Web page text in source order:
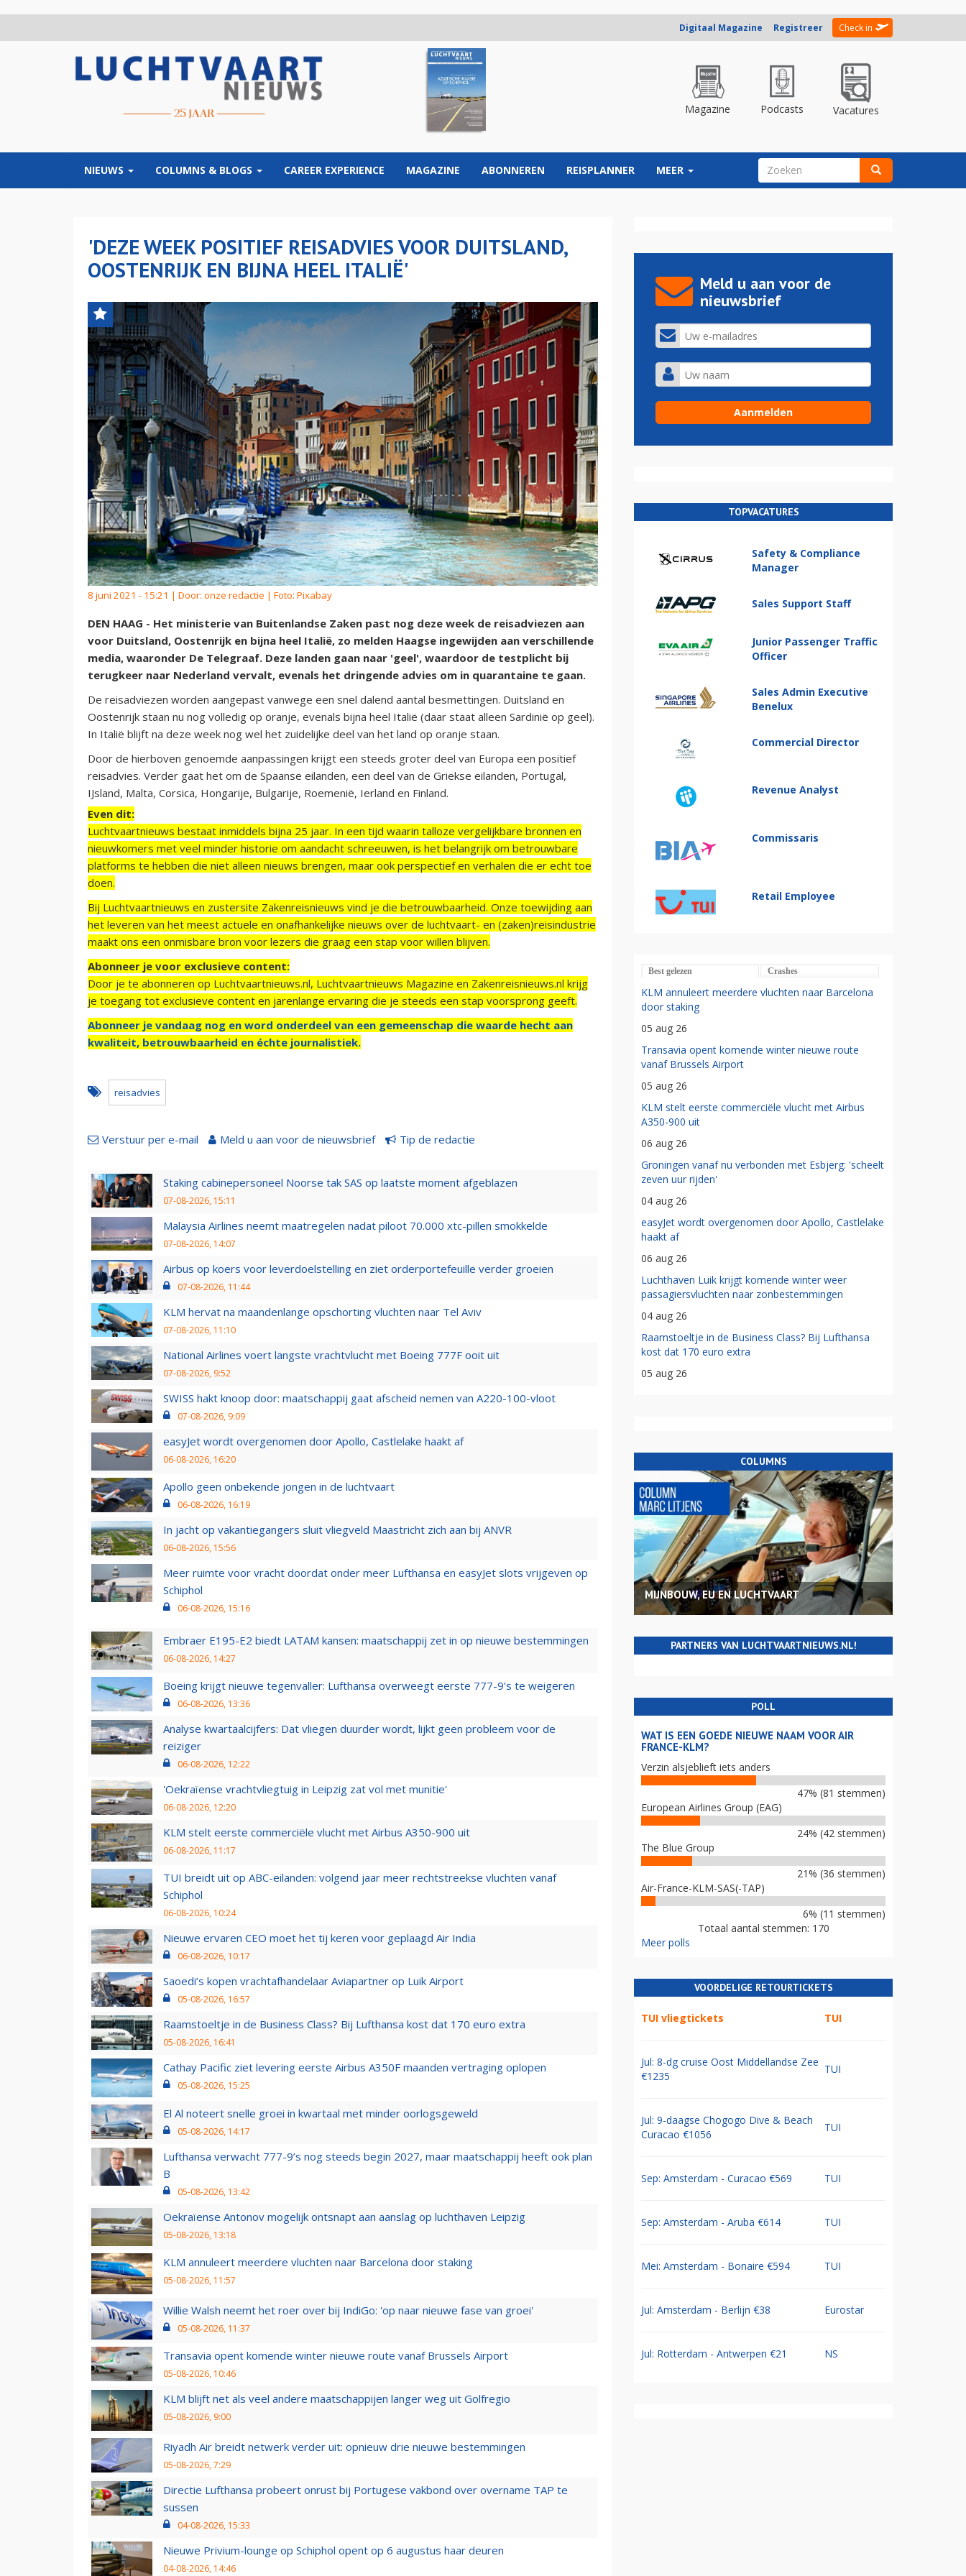
Digitaal Magazine Registreer Check in
Magazine Podcasts Vacatures
NIEUWS COLUMNS & BLOGS CAREER EXPERIENCE MAGAZINE ABONNEREN REISPLANNER MEER ZOEKVELD
'DEZE WEEK POSITIEF REISADVIES VOOR DUITSLAND,
OOSTENRIJK EN BIJNA HEEL ITALIË'
8 juni 2021 - 15:21 | Door: onze redactie | Foto: Pixabay
DEN HAAG - Het ministerie van Buitenlandse Zaken past nog deze week de reisadviezen aan
voor Duitsland, Oostenrijk en bijna heel Italië, zo melden Haagse ingewijden aan verschillende
media, waaronder De Telegraaf. Deze landen gaan naar 'geel', waardoor de testplicht bij
terugkeer naar Nederland vervalt, evenals het dringende advies om in quarantaine te gaan.
De reisadviezen worden aangepast vanwege een snel dalend aantal besmettingen. Duitsland en
Oostenrijk staan nu nog volledig op oranje, evenals bijna heel Italië (daar staat alleen Sardinië op geel).
In Italië blijft na deze week nog wel het zuidelijke deel van het land op oranje staan.
Door de hierboven genoemde aanpassingen krijgt een steeds groter deel van Europa een positief
reisadvies. Verder gaat het om de Spaanse eilanden, een deel van de Griekse eilanden, Portugal,
IJsland, Malta, Corsica, Hongarije, Bulgarije, Roemenië, Ierland en Finland.
Even dit:
Luchtvaartnieuws bestaat inmiddels bijna 25 jaar. In een tijd waarin talloze vergelijkbare bronnen en
nieuwkomers met veel minder historie om aandacht schreeuwen, is het belangrijk om betrouwbare
platforms te hebben die niet alleen nieuws brengen, maar ook perspectief en verhalen die er echt toe
doen.
Bij Luchtvaartnieuws en zustersite Zakenreisnieuws vind je die betrouwbaarheid. Onze toewijding aan
het leveren van het meest actuele en onafhankelijke nieuws over de luchtvaart- en (zaken)reisindustrie
maakt ons een onmisbare bron voor lezers die graag een stap voor willen blijven.
Abonneer je voor exclusieve content:
Door je te abonneren op Luchtvaartnieuws.nl, Luchtvaartnieuws Magazine en Zakenreisnieuws.nl krijg
je toegang tot exclusieve content en jarenlange ervaring die je steeds een stap voorsprong geeft.
Abonneer je vandaag nog en word onderdeel van een gemeenschap die waarde hecht aan
kwaliteit, betrouwbaarheid en échte journalistiek.
reisadvies
Verstuur per e-mail Meld u aan voor de nieuwsbrief Tip de redactie
Staking cabinepersoneel Noorse tak SAS op laatste moment afgeblazen
07-08-2026, 15:11
Malaysia Airlines neemt maatregelen nadat piloot 70.000 xtc-pillen smokkelde
07-08-2026, 14:07
Airbus op koers voor leverdoelstelling en ziet orderportefeuille verder groeien
07-08-2026, 11:44
KLM hervat na maandenlange opschorting vluchten naar Tel Aviv
07-08-2026, 11:10
National Airlines voert langste vrachtvlucht met Boeing 777F ooit uit
07-08-2026, 9:52
SWISS hakt knoop door: maatschappij gaat afscheid nemen van A220-100-vloot
07-08-2026, 9:09
easyJet wordt overgenomen door Apollo, Castlelake haakt af
06-08-2026, 16:20
Apollo geen onbekende jongen in de luchtvaart
06-08-2026, 16:19
In jacht op vakantiegangers sluit vliegveld Maastricht zich aan bij ANVR
06-08-2026, 15:56
Meer ruimte voor vracht doordat onder meer Lufthansa en easyJet slots vrijgeven op
Schiphol
06-08-2026, 15:16
Embraer E195-E2 biedt LATAM kansen: maatschappij zet in op nieuwe bestemmingen
06-08-2026, 14:27
Boeing krijgt nieuwe tegenvaller: Lufthansa overweegt eerste 777-9’s te weigeren
06-08-2026, 13:36
Analyse kwartaalcijfers: Dat vliegen duurder wordt, lijkt geen probleem voor de
reiziger
06-08-2026, 12:22
'Oekraïense vrachtvliegtuig in Leipzig zat vol met munitie'
06-08-2026, 12:20
KLM stelt eerste commerciële vlucht met Airbus A350-900 uit
06-08-2026, 11:17
TUI breidt uit op ABC-eilanden: volgend jaar meer rechtstreekse vluchten vanaf
Schiphol
06-08-2026, 10:24
Nieuwe ervaren CEO moet het tij keren voor geplaagd Air India
06-08-2026, 10:17
Saoedi’s kopen vrachtafhandelaar Aviapartner op Luik Airport
05-08-2026, 16:57
Raamstoeltje in de Business Class? Bij Lufthansa kost dat 170 euro extra
05-08-2026, 16:41
Cathay Pacific ziet levering eerste Airbus A350F maanden vertraging oplopen
05-08-2026, 15:25
El Al noteert snelle groei in kwartaal met minder oorlogsgeweld
05-08-2026, 14:17
Lufthansa verwacht 777-9’s nog steeds begin 2027, maar maatschappij heeft ook plan
B
05-08-2026, 13:42
Oekraïense Antonov mogelijk ontsnapt aan aanslag op luchthaven Leipzig
05-08-2026, 13:18
KLM annuleert meerdere vluchten naar Barcelona door staking
05-08-2026, 11:57
Willie Walsh neemt het roer over bij IndiGo: 'op naar nieuwe fase van groei'
05-08-2026, 11:37
Transavia opent komende winter nieuwe route vanaf Brussels Airport
05-08-2026, 10:46
KLM blijft net als veel andere maatschappijen langer weg uit Golfregio
05-08-2026, 9:00
Riyadh Air breidt netwerk verder uit: opnieuw drie nieuwe bestemmingen
05-08-2026, 7:29
Directie Lufthansa probeert onrust bij Portugese vakbond over overname TAP te
sussen
04-08-2026, 15:33
Nieuwe Privium-lounge op Schiphol opent op 6 augustus haar deuren
04-08-2026, 14:46
Meld u aan voor de
nieuwsbrief
TOPVACATURES
Safety & Compliance
Manager
Sales Support Staff
Junior Passenger Traffic
Officer
Sales Admin Executive
Benelux
Commercial Director
Revenue Analyst
Commissaris
Retail Employee
Best gelezen Crashes
KLM annuleert meerdere vluchten naar Barcelona
door staking
05 aug 26
Transavia opent komende winter nieuwe route
vanaf Brussels Airport
05 aug 26
KLM stelt eerste commerciële vlucht met Airbus
A350-900 uit
06 aug 26
Groningen vanaf nu verbonden met Esbjerg: 'scheelt
zeven uur rijden'
04 aug 26
easyJet wordt overgenomen door Apollo, Castlelake
haakt af
06 aug 26
Luchthaven Luik krijgt komende winter weer
passagiersvluchten naar zonbestemmingen
04 aug 26
Raamstoeltje in de Business Class? Bij Lufthansa
kost dat 170 euro extra
05 aug 26
COLUMNS
MIJNBOUW, EU EN LUCHTVAART
PARTNERS VAN LUCHTVAARTNIEUWS.NL!
POLL
WAT IS EEN GOEDE NIEUWE NAAM VOOR AIR
FRANCE-KLM?
Verzin alsjeblieft iets anders
47% (81 stemmen)
European Airlines Group (EAG)
24% (42 stemmen)
The Blue Group
21% (36 stemmen)
Air-France-KLM-SAS(-TAP)
6% (11 stemmen)
Totaal aantal stemmen: 170
Meer polls
VOORDELIGE RETOURTICKETS
TUI vliegtickets TUI
Jul: 8-dg cruise Oost Middellandse Zee
€1235
TUI
Jul: 9-daagse Chogogo Dive & Beach
Curacao €1056
TUI
Sep: Amsterdam - Curacao €569 TUI
Sep: Amsterdam - Aruba €614 TUI
Mei: Amsterdam - Bonaire €594 TUI
Jul: Amsterdam - Berlijn €38 Eurostar
Jul: Rotterdam - Antwerpen €21 NS